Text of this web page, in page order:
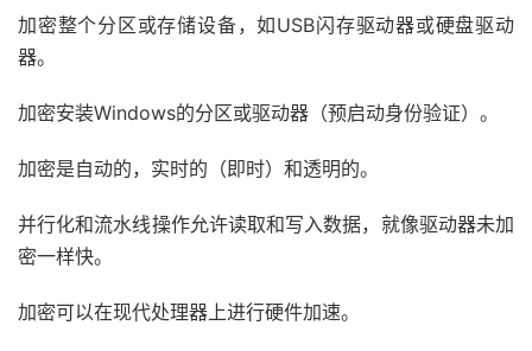
加密整个分区或存储设备，如USB闪存驱动器或硬盘驱动
器。
加密安装Windows的分区或驱动器（预启动身份验证）。
加密是自动的，实时的（即时）和透明的。
并行化和流水线操作允许读取和写入数据，就像驱动器未加
密一样快。
加密可以在现代处理器上进行硬件加速。